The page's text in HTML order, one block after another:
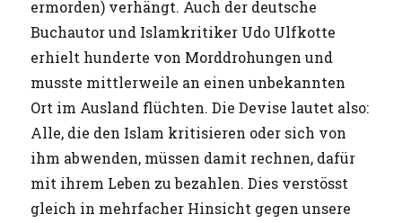
ermorden) verhängt. Auch der deutsche
Buchautor und Islamkritiker Udo Ulfkotte
erhielt hunderte von Morddrohungen und
musste mittlerweile an einen unbekannten
Ort im Ausland flüchten. Die Devise lautet also:
Alle, die den Islam kritisieren oder sich von
ihm abwenden, müssen damit rechnen, dafür
mit ihrem Leben zu bezahlen. Dies verstösst
gleich in mehrfacher Hinsicht gegen unsere